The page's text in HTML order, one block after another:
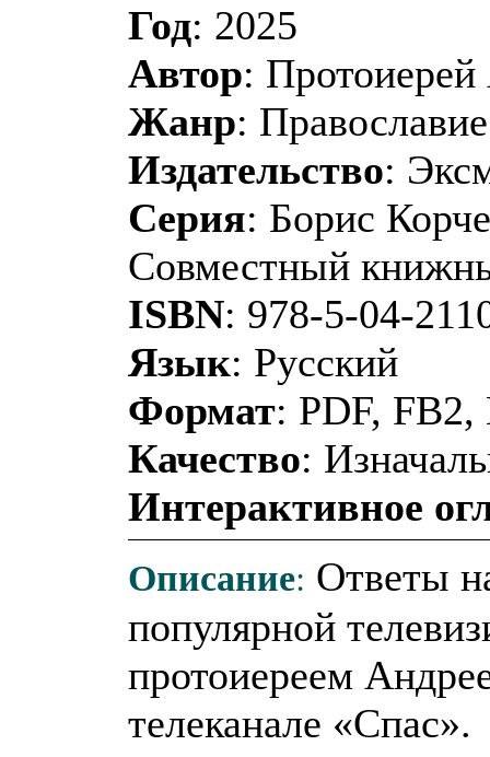
Год: 2025
Автор:
Жанр:
Издательство:
Серия: Борис
Совместный
ISBN: 978-5-04-
Язык: Русский
Формат: PDF, FB2,
Качество:
Интерактивное
Описание: Ответы
популярной
протоиереем
телеканале «Спас».